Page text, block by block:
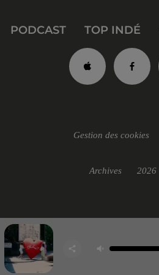
PODCAST TOP INDÉ
Gestion des cookies
Archives 2026